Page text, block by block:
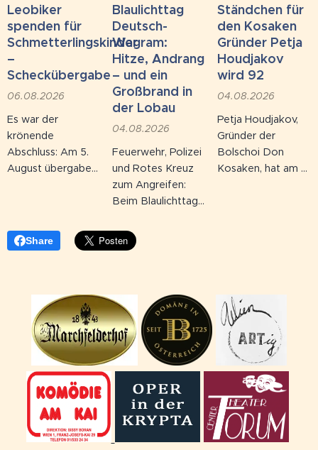
reichten von
"Palme" über
"Erdäpfel" bis zur
Gegenfrage "so
wie eine
nicht, dass es
einen Birnbaum
gibt.
Hitzewelle wurde
künstlich erzeugt,
Solaranlagen sind
an der Hitze
schuld, Hitze lässt
Ampeln
schmelzen.
erheblich. Bereits
eine kleine
Unachtsamkeit
kann ausreichen,
um einen Brand
Tagen leider
bereits mehrfach
vorgekommen ist,
kam es zu
Leobiker
spenden für
Schmetterlingskinder
–
Scheckübergabe
06.08.2026
Es war der
krönende
Abschluss: Am 5.
August übergaben
die österreichische
Hilfsorganisation
Insgesamt 11.050
Euro kamen
zusammen –
gesammelt bei der
eindrucksvollen
Veranstaltung am
30. Mai .
Blaulichttag
Deutsch-
Wagram:
Hitze, Andrang
– und ein
Großbrand in
der Lobau
04.08.2026
Feuerwehr, Polizei
und Rotes Kreuz
zum Angreifen:
Beim Blaulichttag
Wagram kamen
am 4. August
dazu forderte der
Großbrand in der
Lobau die
Einsatzkräfte der
Region.
Ständchen für
den Kosaken
Gründer Petja
Houdjakov
wird 92
04.08.2026
Petja Houdjakov,
Gründer der
Bolschoi Don
Kosaken, hat am 4.
Share